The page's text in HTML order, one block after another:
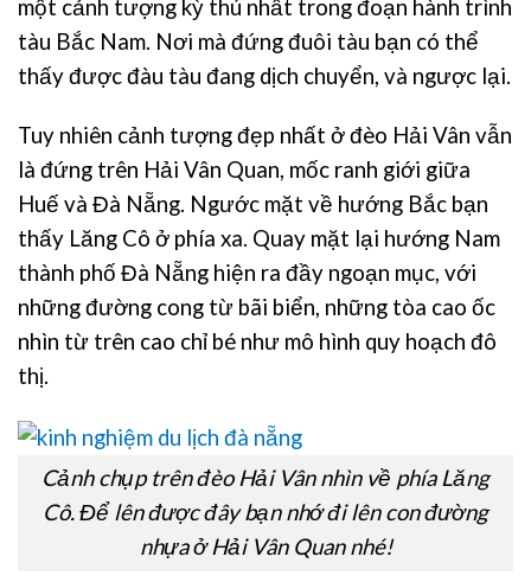
một cảnh tượng kỳ thú nhất trong đoạn hành trình
tàu Bắc Nam. Nơi mà đứng đuôi tàu bạn có thể
thấy được đàu tàu đang dịch chuyển, và ngược lại.
Tuy nhiên cảnh tượng đẹp nhất ở đèo Hải Vân vẫn
là đứng trên Hải Vân Quan, mốc ranh giới giữa
Huế và Đà Nẵng. Ngước mặt về hướng Bắc bạn
thấy Lăng Cô ở phía xa. Quay mặt lại hướng Nam
thành phố Đà Nẵng hiện ra đầy ngoạn mục, với
những đường cong từ bãi biển, những tòa cao ốc
nhìn từ trên cao chỉ bé như mô hình quy hoạch đô
thị.
Cảnh chụp trên đèo Hải Vân nhìn về phía Lăng
Cô. Để lên được đây bạn nhớ đi lên con đường
nhựa ở Hải Vân Quan nhé!